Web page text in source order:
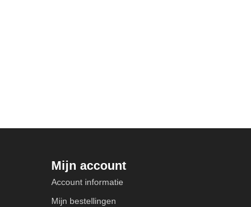
Mijn account
Account informatie
Mijn bestellingen